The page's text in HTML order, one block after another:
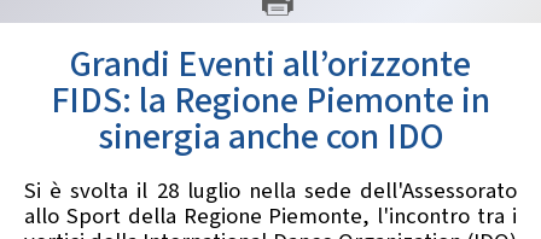
GARE
Contatti Discipline
Grandi Eventi all’orizzonte
FIDS: la Regione Piemonte in
sinergia anche con IDO
Si è svolta il 28 luglio nella sede dell'Assessorato
allo Sport della Regione Piemonte, l'incontro tra i